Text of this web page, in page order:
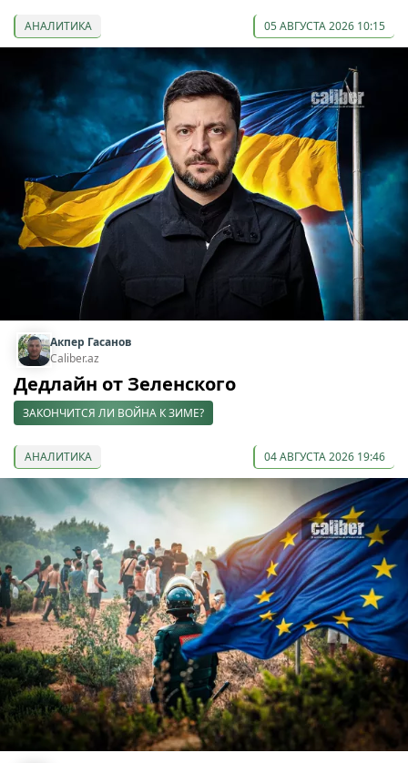
АНАЛИТИКА 05 АВГУСТА 2026 10:15
Акпер Гасанов
Caliber.az
Дедлайн от Зеленского
ЗАКОНЧИТСЯ ЛИ ВОЙНА К ЗИМЕ?
АНАЛИТИКА 04 АВГУСТА 2026 19:46